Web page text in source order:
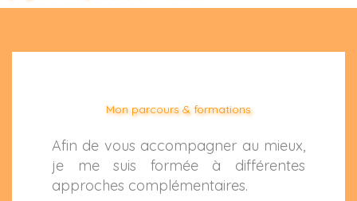
Mon parcours & formations
Afin de vous accompagner au mieux,
je me suis formée à différentes
approches complémentaires.